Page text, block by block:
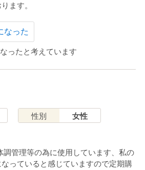
ます。
なった
ったと考えています
性別 女性
調管理等の為に使用しています、私の
っていると感じていますので定期購